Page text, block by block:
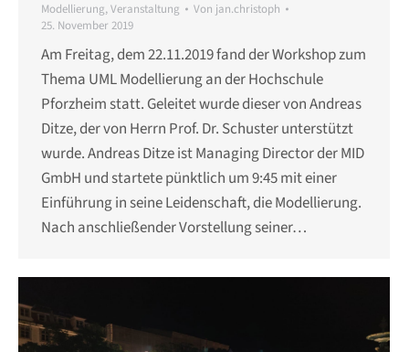
Modellierung,Veranstaltung Von jan.christoph
25. November 2019
Am Freitag, dem 22.11.2019 fand der Workshop zum
Thema UML Modellierung an der Hochschule
Pforzheim statt. Geleitet wurde dieser von Andreas
Ditze, der von Herrn Prof. Dr. Schuster unterstützt
wurde. Andreas Ditze ist Managing Director der MID
GmbH und startete pünktlich um 9:45 mit einer
Einführung in seine Leidenschaft, die Modellierung.
Nach anschließender Vorstellung seiner…